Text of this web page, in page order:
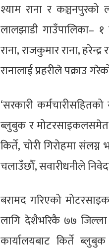
श्याम राना र कञ्चनपुरको
लालझाडी गाउँपालिका–
राना, राजकुमार राना,
रानालाई प्रहरीले पक्राउ
‘सरकारी
ब्लुबुक र मोटरसाइकलसमेत
किर्ते, चोरी गिरोहमा
चलाउँछौँ, सवारीधनीले
बरामद गरिएको
लागि देशैभरिकै ७७ जिल्ला
कार्यालयबाट किर्ते